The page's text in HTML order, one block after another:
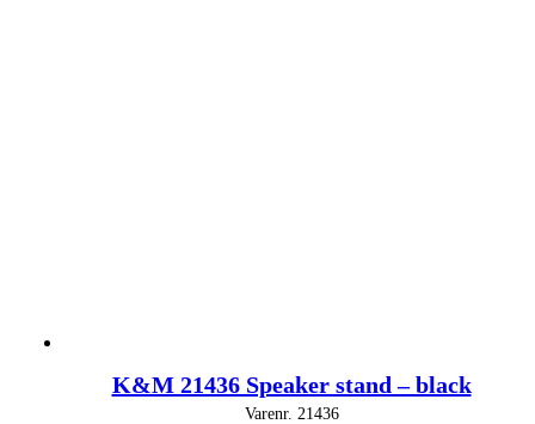
K&M 21436 Speaker stand – black
Varenr. 21436